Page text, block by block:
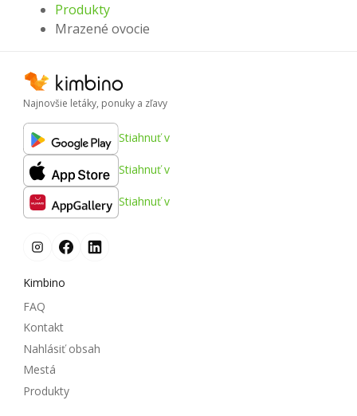
Produkty
Mrazené ovocie
Najnovšie letáky, ponuky a zľavy
Stiahnuť v
Stiahnuť v
Stiahnuť v
Kimbino
FAQ
Kontakt
Nahlásiť obsah
Mestá
Produkty